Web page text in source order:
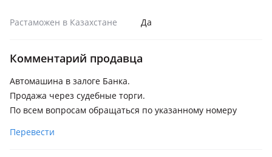
Растаможен в Казахстане
Да
Комментарий продавца
Автомашина в залоге Банка.
Продажа через судебные торги.
По всем вопросам обращаться по указанному номеру
Перевести